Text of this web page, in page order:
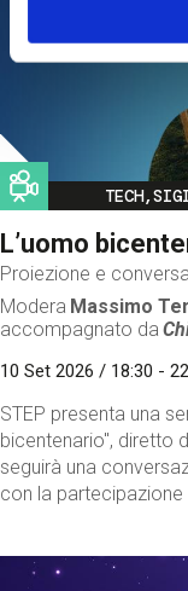
Image
L’uomo
Proiezione e
Modera Massimo
accompagnato da
10 Set 2026 / 18:30 -
STEP presenta una
bicentenario", diretto
seguirà una
con la